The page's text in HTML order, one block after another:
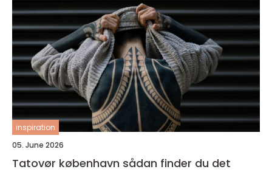
inspiration
05. June 2026
Tatovør københavn sådan finder du det